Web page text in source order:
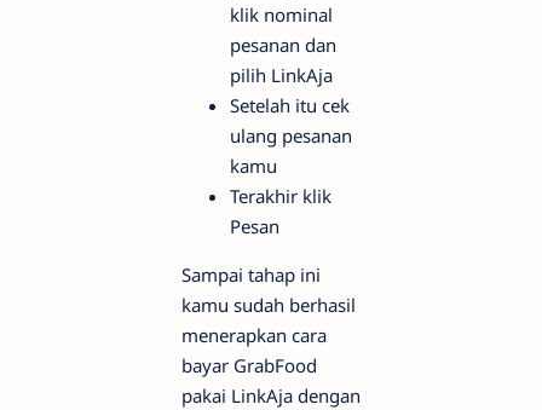
klik nominal
pesanan dan
pilih LinkAja
Setelah itu cek
ulang pesanan
kamu
Terakhir klik
Pesan
Sampai tahap ini
kamu sudah berhasil
menerapkan cara
bayar GrabFood
pakai LinkAja dengan